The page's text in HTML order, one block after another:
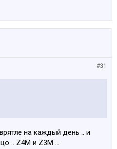
#31
на каждый день .. и
.. Z4M и Z3M ...